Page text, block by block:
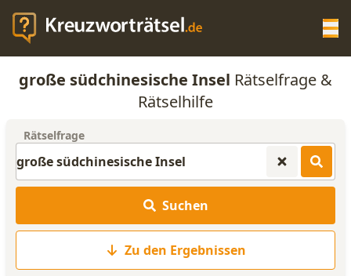
KREUZWORTRÄTSEL-HILFE
ANAGRAMM-GENERATOR
WORTLISTE
große südchinesische Insel Rätselfrage &
Rätselhilfe
Rätselfrage
Suchen
Zu den Ergebnissen